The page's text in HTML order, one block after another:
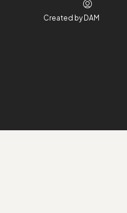
Created by DAM